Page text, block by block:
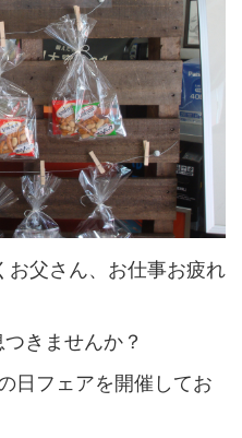
お父さん、お仕事お疲れ
きませんか？
日フェアを開催してお